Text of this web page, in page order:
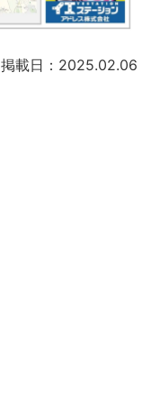
掲載日：2025.02.06